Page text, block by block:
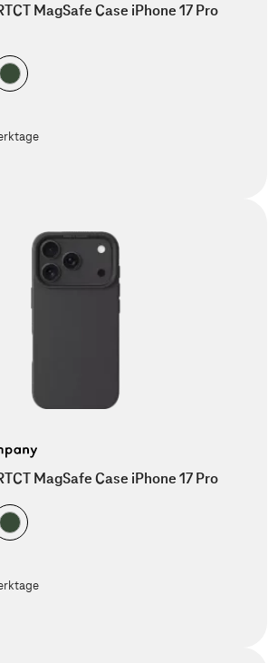
MagSafe Case iPhone 17 Pro
MagSafe Case iPhone 17 Pro